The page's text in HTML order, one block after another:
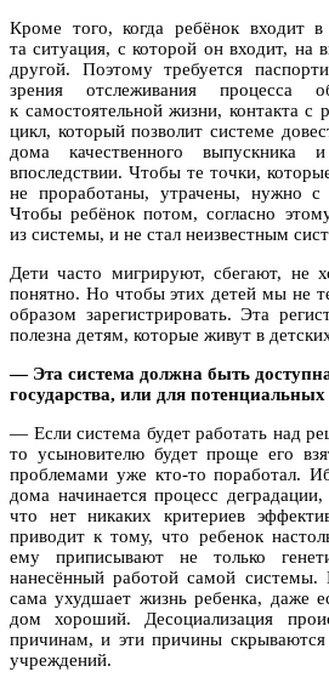
Кроме того, когда ребёнок входит
та ситуация, с которой он входит, на
другой. Поэтому требуется
зрения отслеживания процесса
к самостоятельной жизни, контакта с
цикл, который позволит системе
дома качественного
впоследствии. Чтобы те точки,
не проработаны, утрачены, нужно с
Чтобы ребёнок потом, согласно
из системы, и не стал неизвестным
Дети часто мигрируют, сбегают, не
понятно. Но чтобы этих детей мы не
образом зарегистрировать. Эта
полезна детям, которые живут в
— Эта система должна быть
государства, или для
— Если система будет работать над
то усыновителю будет проще его
проблемами уже кто-то поработал.
дома начинается процесс
что нет никаких критериев
приводит к тому, что ребенок
ему приписывают не только
нанесённый работой самой системы.
сама ухудшает жизнь ребенка, даже
дом хороший. Десоциализация
причинам, и эти причины скрываются
учреждений.